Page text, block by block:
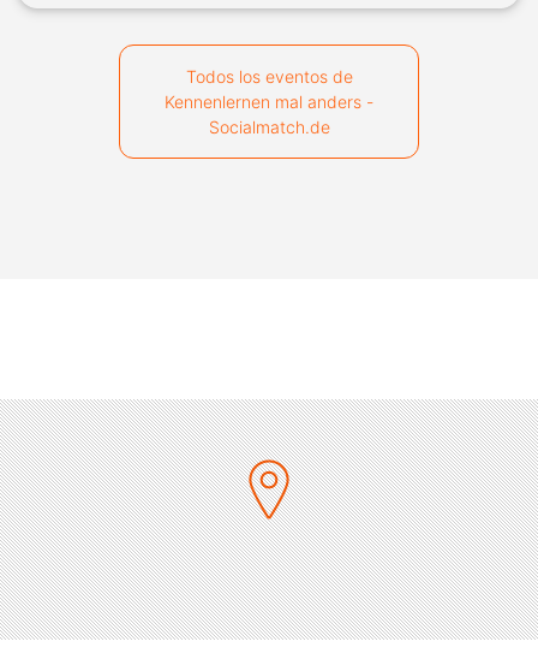
Todos los eventos de
Kennenlernen mal anders -
Socialmatch.de